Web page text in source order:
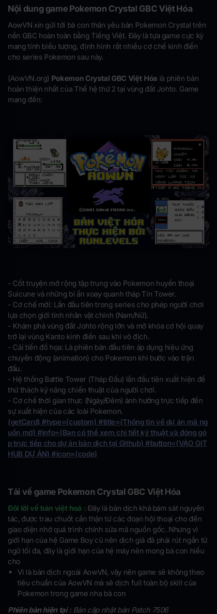
Nội dung game Pokemon Crystal GBC Việt Hóa
AowVN xin gửi tới bà con thân yêu bản Pokemon Crystal trên
nền GBC hoàn toàn bằng Tiếng Việt. Đây là tựa game cực kỳ
mang tính biểu tượng, định hình rất nhiều cơ chế kinh điển
cho series Pokemon sau này.
(AowVN.org) Pokemon Crystal GBC Việt Hóa là phiên bản
hoàn thiện nhất của Thế hệ thứ 2 tại vùng đất Johto. Game
mang đến:
- Cốt truyện mở rộng tập trung vào Pokemon huyền thoại
Suicune và những bí ẩn xoay quanh tháp Tin Tower.
- Cơ chế mới: Lần đầu tiên trong series cho phép người chơi
lựa chọn giới tính nhân vật chính (Nam/Nữ).
- Khám phá vùng đất Johto rộng lớn và mở khóa cơ hội quay
trở lại vùng Kanto kinh điển sau khi vô địch.
- Cải tiến đồ họa: Là phiên bản đầu tiên áp dụng hiệu ứng
chuyển động (animation) cho Pokemon khi bước vào trận
đấu.
- Hệ thống Battle Tower (Tháp Đấu) lần đầu tiên xuất hiện để
thử thách kỹ năng chiến thuật của người chơi.
- Cơ chế thời gian thực (Ngày/Đêm) ảnh hưởng trực tiếp đến
sự xuất hiện của các loài Pokemon.
(getCard) #type=(custom) #title=(Thông tin về dự án mã ng
uồn mở) #info=(Bạn có thể xem chi tiết kỹ thuật và đóng gó
p trực tiếp cho dự án bản dịch tại Github) #button=(VÀO GIT
HUB DỰ ÁN) #icon=(code)
Tải về game Pokemon Crystal GBC Việt Hóa
Đôi lời về bản việt hoá : Đây là bản dịch khá bám sát nguyên
tác, được trau chuốt cẩn thận từ các đoạn hội thoại cho đến
giao diện nhờ quá trình chỉnh sửa mã nguồn gốc. Nhưng vì
giới hạn của hệ Game Boy cũ nên dịch giả đã phải rút ngắn từ
ngữ tối đa, đây là giới hạn của hệ máy nên mong bà con hiểu
cho
Vì là bản dịch ngoài AowVN, vậy nên game sẽ không theo
tiêu chuẩn của AowVN mà sẽ dịch full toàn bộ skill của
Pokemon trong game nha bà con
Phiên bản hiện tại : Bản cập nhật bản Patch 7506